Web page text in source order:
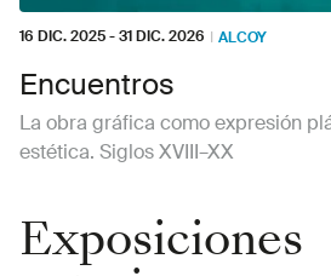
16 DIC. 2025-31 DIC. 2026 I ALCOY
Encuentros
La obra gráfica como expresión
estética. Siglos XVIII–XX
Exposiciones